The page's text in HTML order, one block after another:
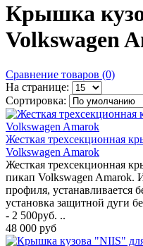
Крышка
Volkswagen
Сравнение товаров (0)
На странице:
Сортировка:
Жесткая трехсекционная
Volkswagen Amarok
Жесткая трехсекционная
пикап Volkswagen Amarok.
профиля, устанавливается
установка защитной дуги
- 2 500руб. ..
48 000 руб